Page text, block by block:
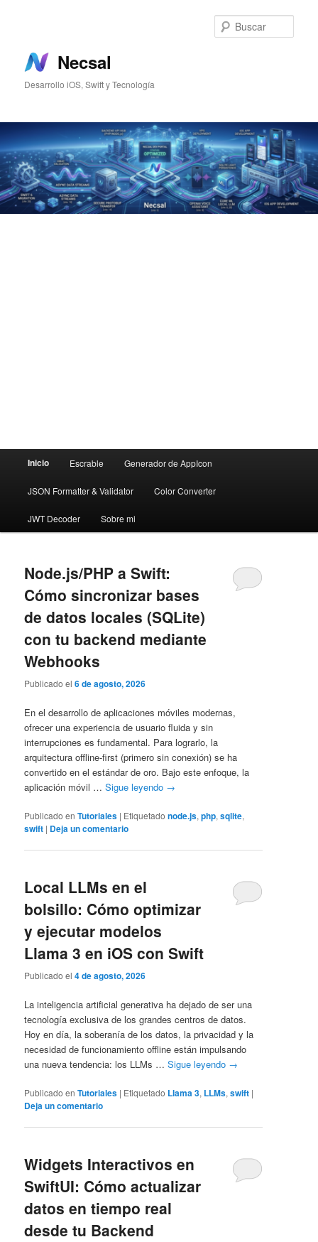
principal
secundario
Necsal
Desarrollo iOS, Swift y Tecnología
Inicio Escrable Generador de AppIcon
JSON Formatter & Validator Color Converter
JWT Decoder Sobre mi
Node.js/PHP a Swift:
Cómo sincronizar bases
de datos locales (SQLite)
con tu backend mediante
Webhooks
Publicado el6 de agosto, 2026
En el desarrollo de aplicaciones móviles modernas,
ofrecer una experiencia de usuario fluida y sin
interrupciones es fundamental. Para lograrlo, la
arquitectura offline-first (primero sin conexión) se ha
convertido en el estándar de oro. Bajo este enfoque, la
aplicación móvil …Sigue leyendo →
Publicado en Tutoriales | Etiquetado node.js,php,sqlite,
swift | Deja un comentario
Local LLMs en el
bolsillo: Cómo optimizar
y ejecutar modelos
Llama 3 en iOS con Swift
Publicado el4 de agosto, 2026
La inteligencia artificial generativa ha dejado de ser una
tecnología exclusiva de los grandes centros de datos.
Hoy en día, la soberanía de los datos, la privacidad y la
necesidad de funcionamiento offline están impulsando
una nueva tendencia: los LLMs …Sigue leyendo →
Publicado en Tutoriales | Etiquetado Llama 3, LLMs,swift |
Deja un comentario
Widgets Interactivos en
SwiftUI: Cómo actualizar
datos en tiempo real
desde tu Backend